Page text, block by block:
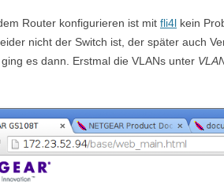
Router konfigurieren ist mit fli4l kein
nicht der Switch ist, der später auch
es dann. Erstmal die VLANs unter